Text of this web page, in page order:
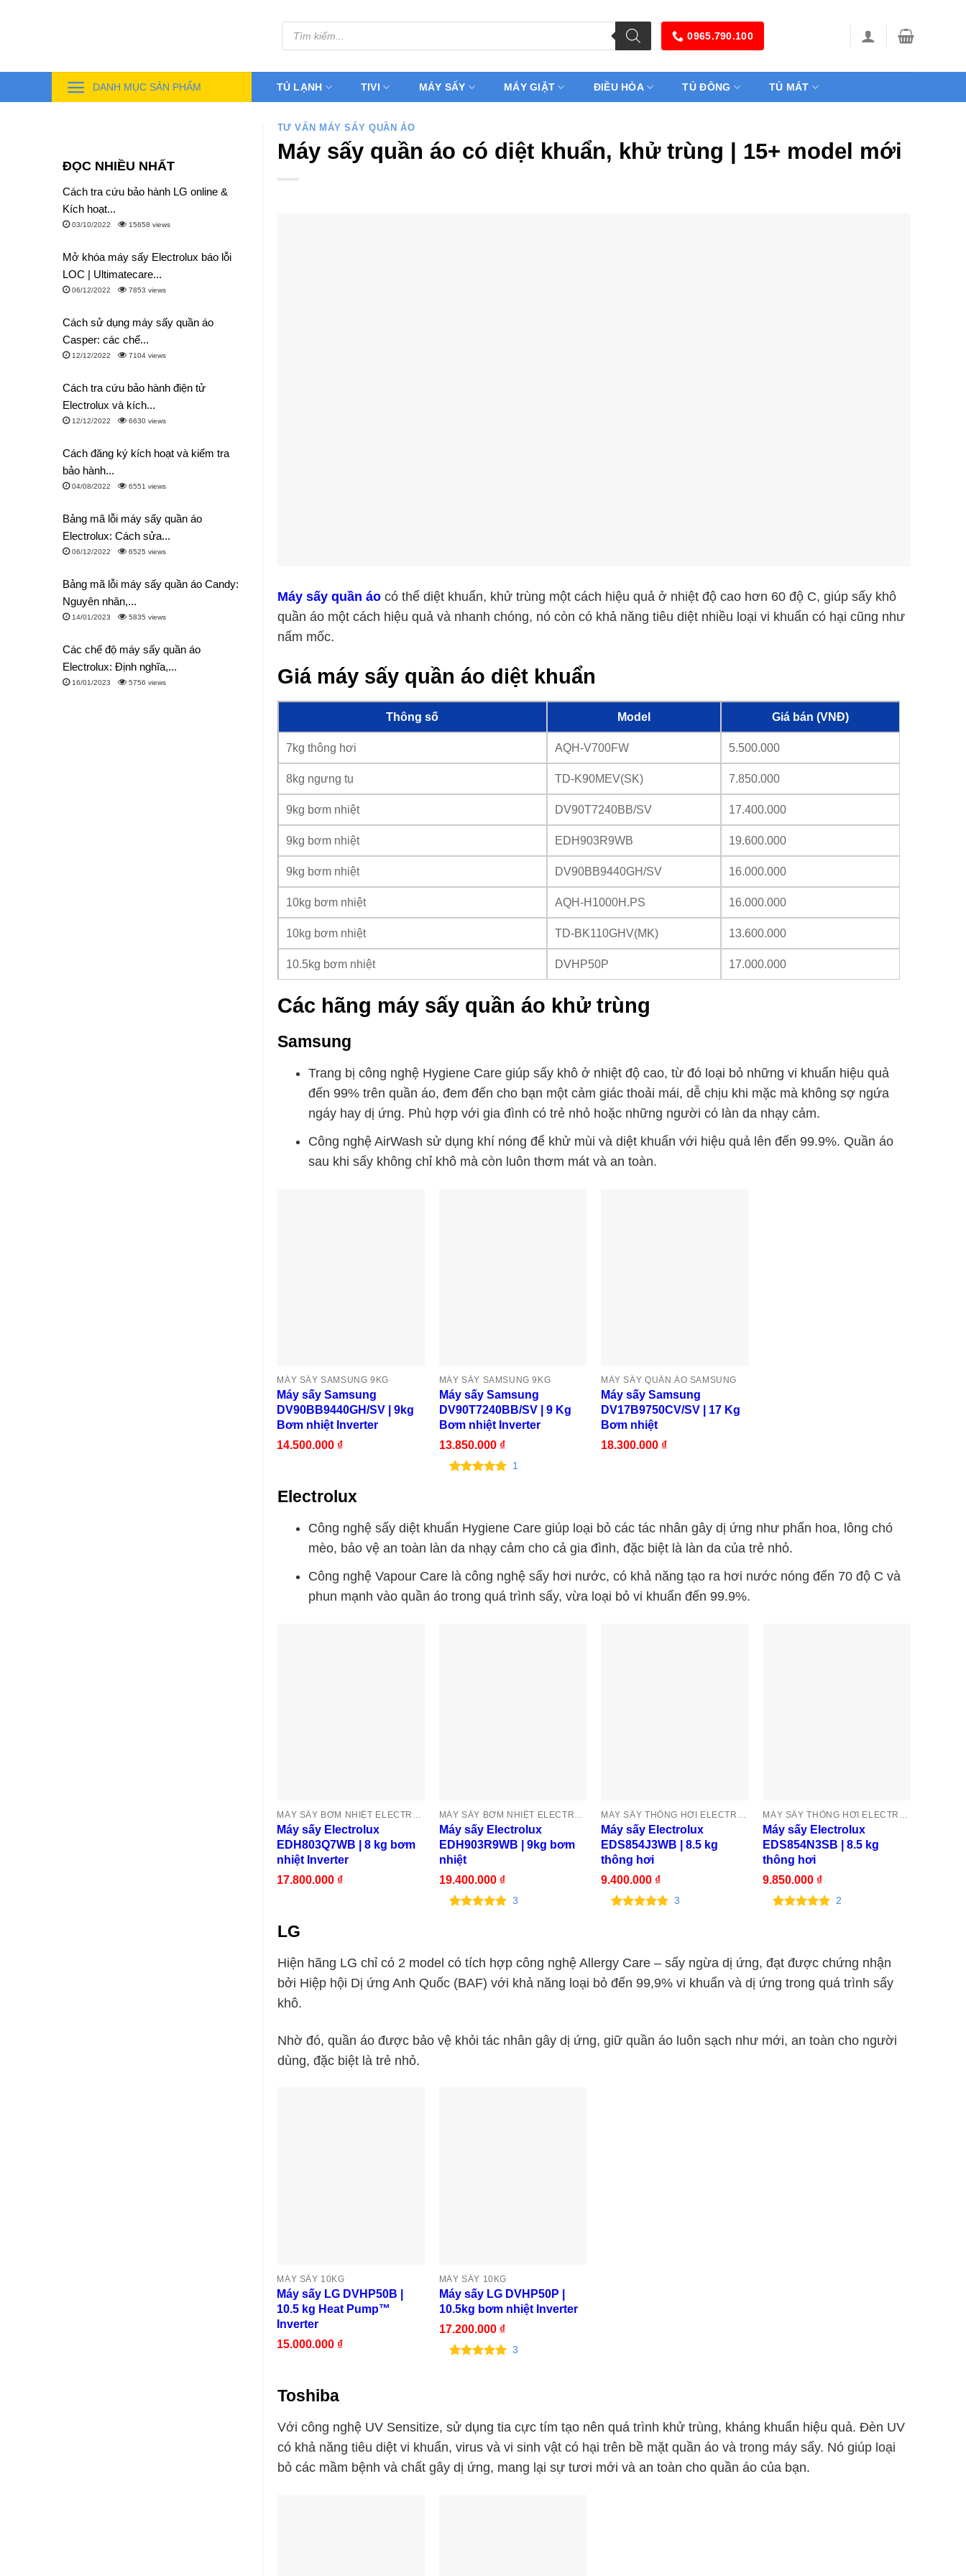
Tìm
kiếm
sản
0965.790.100
DANH MỤC SẢN PHẨM TỦ LẠNH TIVI MÁY SẤY MÁY GIẶT ĐIỀU HÒA TỦ ĐÔNG TỦ MÁT
ĐỌC NHIỀU NHẤT
Cách tra cứu bảo hành LG online &
Kích hoạt...
03/10/2022 15658 views
Mở khóa máy sấy Electrolux báo lỗi
LOC | Ultimatecare...
06/12/2022 7853 views
Cách sử dụng máy sấy quần áo
Casper: các chế...
12/12/2022 7104 views
Cách tra cứu bảo hành điện tử
Electrolux và kích...
12/12/2022 6630 views
Cách đăng ký kích hoạt và kiểm tra
bảo hành...
04/08/2022 6551 views
Bảng mã lỗi máy sấy quần áo
Electrolux: Cách sửa...
06/12/2022 6525 views
Bảng mã lỗi máy sấy quần áo Candy:
Nguyên nhân,...
14/01/2023 5835 views
Các chế độ máy sấy quần áo
Electrolux: Định nghĩa,...
16/01/2023 5756 views
TƯ VẤN MÁY SẤY QUẦN ÁO
Máy sấy quần áo có diệt khuẩn, khử trùng | 15+ model mới
Máy sấy quần áocó thể diệt khuẩn, khử trùng một cách hiệu quả ở nhiệt độ cao hơn 60 độ C, giúp sấy khô
quần áo một cách hiệu quả và nhanh chóng, nó còn có khả năng tiêu diệt nhiều loại vi khuẩn có hại cũng như
nấm mốc.
Giá máy sấy quần áo diệt khuẩn
Thông số Model Giá bán (VNĐ)
7kg thông hơi AQH-V700FW 5.500.000
8kg ngưng tụ TD-K90MEV(SK) 7.850.000
9kg bơm nhiệt DV90T7240BB/SV 17.400.000
9kg bơm nhiệt EDH903R9WB 19.600.000
9kg bơm nhiệt DV90BB9440GH/SV 16.000.000
10kg bơm nhiệt AQH-H1000H.PS 16.000.000
10kg bơm nhiệt TD-BK110GHV(MK) 13.600.000
10.5kg bơm nhiệt DVHP50P 17.000.000
Các hãng máy sấy quần áo khử trùng
Samsung
Trang bị công nghệ Hygiene Care giúp sấy khô ở nhiệt độ cao, từ đó loại bỏ những vi khuẩn hiệu quả
đến 99% trên quần áo, đem đến cho bạn một cảm giác thoải mái, dễ chịu khi mặc mà không sợ ngứa
ngáy hay dị ứng. Phù hợp với gia đình có trẻ nhỏ hoặc những người có làn da nhạy cảm.
Công nghệ AirWash sử dụng khí nóng để khử mùi và diệt khuẩn với hiệu quả lên đến 99.9%. Quần áo
sau khi sấy không chỉ khô mà còn luôn thơm mát và an toàn.
MÁY SẤY SAMSUNG 9KG
Máy sấy Samsung
DV90BB9440GH/SV | 9kg
Bơm nhiệt Inverter
14.500.000 ₫
MÁY SẤY SAMSUNG 9KG
Máy sấy Samsung
DV90T7240BB/SV | 9 Kg
Bơm nhiệt Inverter
13.850.000 ₫
1
MÁY SẤY QUẦN ÁO SAMSUNG
Máy sấy Samsung
DV17B9750CV/SV | 17 Kg
Bơm nhiệt
18.300.000 ₫
Electrolux
Công nghệ sấy diệt khuẩn Hygiene Care giúp loại bỏ các tác nhân gây dị ứng như phấn hoa, lông chó
mèo, bảo vệ an toàn làn da nhạy cảm cho cả gia đình, đặc biệt là làn da của trẻ nhỏ.
Công nghệ Vapour Care là công nghệ sấy hơi nước, có khả năng tạo ra hơi nước nóng đến 70 độ C và
phun mạnh vào quần áo trong quá trình sấy, vừa loại bỏ vi khuẩn đến 99.9%.
MÁY SẤY BƠM NHIỆT ELECTROLUX
Máy sấy Electrolux
EDH803Q7WB | 8 kg bơm
nhiệt Inverter
17.800.000 ₫
MÁY SẤY BƠM NHIỆT ELECTROLUX
Máy sấy Electrolux
EDH903R9WB | 9kg bơm
nhiệt
19.400.000 ₫
3
MÁY SẤY THÔNG HƠI ELECTROLUX
Máy sấy Electrolux
EDS854J3WB | 8.5 kg
thông hơi
9.400.000 ₫
3
MÁY SẤY THÔNG HƠI ELECTROLUX
Máy sấy Electrolux
EDS854N3SB | 8.5 kg
thông hơi
9.850.000 ₫
2
LG
Hiện hãng LG chỉ có 2 model có tích hợp công nghệ Allergy Care – sấy ngừa dị ứng, đạt được chứng nhận
bởi Hiệp hội Dị ứng Anh Quốc (BAF) với khả năng loại bỏ đến 99,9% vi khuẩn và dị ứng trong quá trình sấy
khô.
Nhờ đó, quần áo được bảo vệ khỏi tác nhân gây dị ứng, giữ quần áo luôn sạch như mới, an toàn cho người
dùng, đặc biệt là trẻ nhỏ.
MÁY SẤY 10KG
Máy sấy LG DVHP50B |
10.5 kg Heat Pump™
Inverter
15.000.000 ₫
MÁY SẤY 10KG
Máy sấy LG DVHP50P |
10.5kg bơm nhiệt Inverter
17.200.000 ₫
3
Toshiba
Với công nghệ UV Sensitize, sử dụng tia cực tím tạo nên quá trình khử trùng, kháng khuẩn hiệu quả. Đèn UV
có khả năng tiêu diệt vi khuẩn, virus và vi sinh vật có hại trên bề mặt quần áo và trong máy sấy. Nó giúp loại
bỏ các mầm bệnh và chất gây dị ứng, mang lại sự tươi mới và an toàn cho quần áo của bạn.